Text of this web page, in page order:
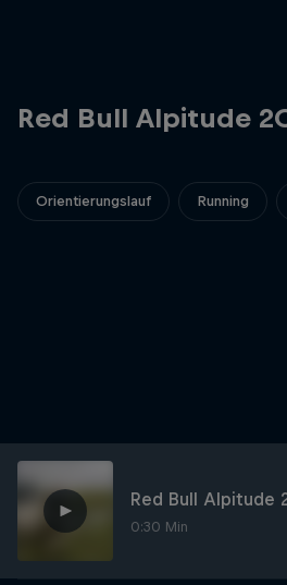
Red Bull Alpitude
Orientierungslauf Running
Red Bull Alpitude
0:30 Min